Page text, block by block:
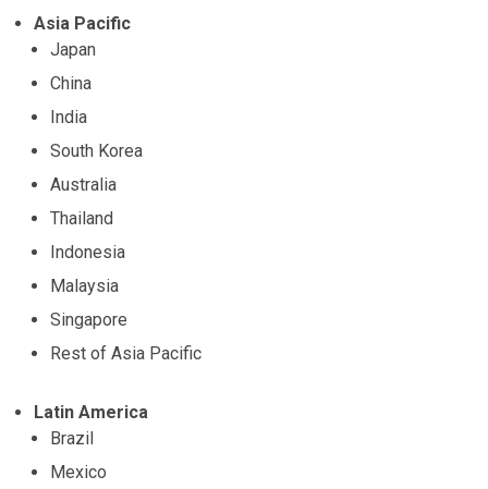
Asia Pacific
Japan
China
India
South Korea
Australia
Thailand
Indonesia
Malaysia
Singapore
Rest of Asia Pacific
Latin America
Brazil
Mexico